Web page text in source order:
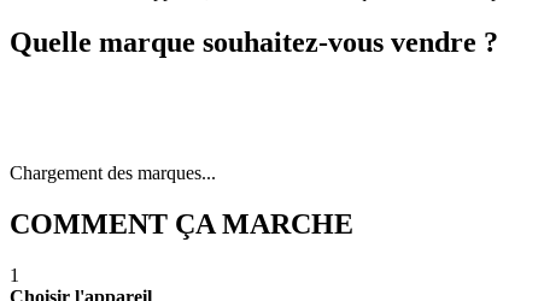
Quelle marque souhaitez-vous vendre ?
Chargement des marques...
COMMENT ÇA MARCHE
1
Choisir l'appareil